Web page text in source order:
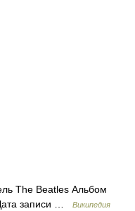
The Beatles Альбом
записи …
Википедия